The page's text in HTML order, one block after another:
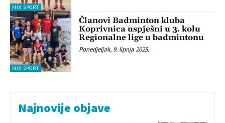
MIX SPORT
MIX SPORT
Članovi Badminton kluba
Koprivnica uspješni u 3. kolu
Regionalne lige u badmintonu
Ponedjeljak, 9. lipnja 2025.
Najnovije objave